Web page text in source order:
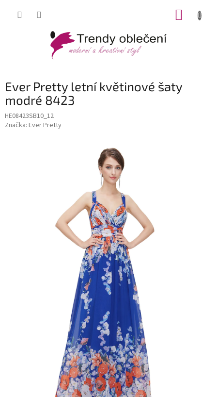
Ever Pretty letní květinové šaty
modré 8423
HE08423SB10_12
Značka: Ever Pretty